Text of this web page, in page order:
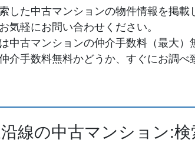
した中古マンションの物件情報を掲
気軽にお問い合わせください。
中古マンションの仲介手数料（最大
介手数料無料かどうか、すぐにお調べ
線の中古マンション: